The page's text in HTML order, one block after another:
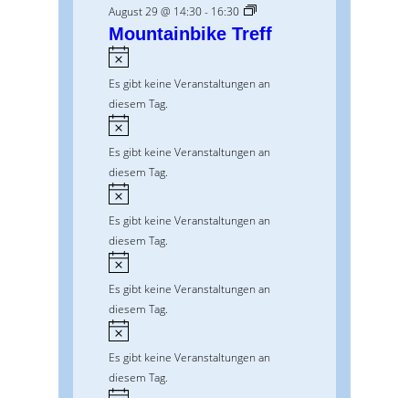
s
August 29 @ 14:30- 16:30
Mountainbike Treff
n
w
e
i
s
Es gibt keine Veranstaltungen an
diesem Tag.
n
w
e
i
s
Es gibt keine Veranstaltungen an
diesem Tag.
n
w
e
i
s
Es gibt keine Veranstaltungen an
diesem Tag.
n
w
e
i
s
Es gibt keine Veranstaltungen an
diesem Tag.
n
w
Es gibt keine Veranstaltungen an
diesem Tag.